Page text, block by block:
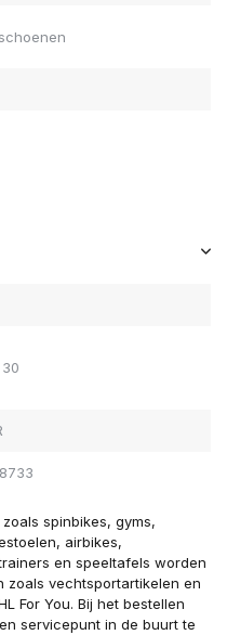
spinbikes, gyms,
airbikes,
en speeltafels worden
zoals vechtsportartikelen en
For You. Bij het bestellen
servicepunt in de buurt te